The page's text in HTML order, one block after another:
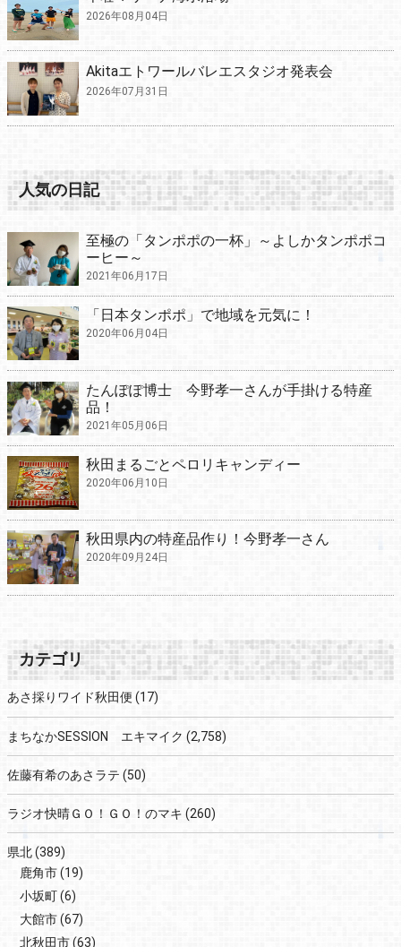
2026年08月04日
Akitaエトワールバレエスタジオ発表会
2026年07月31日
人気の日記
至極の「タンポポの一杯」～よしかタンポポコ
ーヒー～
2021年06月17日
「日本タンポポ」で地域を元気に！
2020年06月04日
たんぽぽ博士 今野孝一さんが手掛ける特産
品！
2021年05月06日
秋田まるごとペロリキャンディー
2020年06月10日
秋田県内の特産品作り！今野孝一さん
2020年09月24日
カテゴリ
あさ採りワイド秋田便 (17)
まちなかSESSION エキマイク (2,758)
佐藤有希のあさラテ (50)
ラジオ快晴ＧＯ！ＧＯ！のマキ (260)
県北(389)
鹿角市(19)
小坂町(6)
大館市(67)
北秋田市(63)